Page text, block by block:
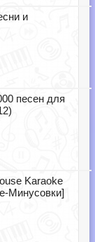
и
песен для
Karaoke
Минусовки]